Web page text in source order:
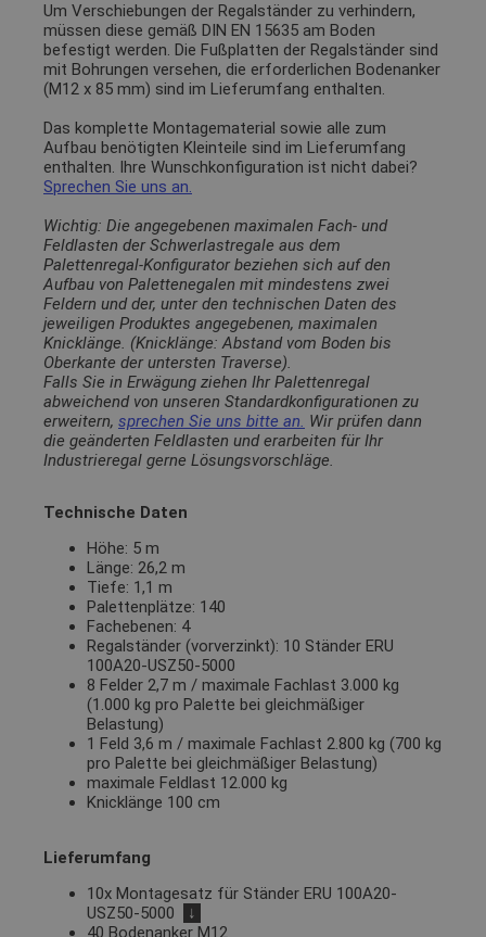
Um Verschiebungen der Regalständer zu verhindern,
müssen diese gemäß DIN EN 15635 am Boden
befestigt werden. Die Fußplatten der Regalständer sind
mit Bohrungen versehen, die erforderlichen Bodenanker
(M12 x 85 mm) sind im Lieferumfang enthalten.
Das komplette Montagematerial sowie alle zum
Aufbau benötigten Kleinteile sind im Lieferumfang
enthalten. Ihre Wunschkonfiguration ist nicht dabei?
Sprechen Sie uns an.
Wichtig: Die angegebenen maximalen Fach- und
Feldlasten der Schwerlastregale aus dem
Palettenregal-Konfigurator beziehen sich auf den
Aufbau von Palettenegalen mit mindestens zwei
Feldern und der, unter den technischen Daten des
jeweiligen Produktes angegebenen, maximalen
Knicklänge. (Knicklänge: Abstand vom Boden bis
Oberkante der untersten Traverse).
Falls Sie in Erwägung ziehen Ihr Palettenregal
abweichend von unseren Standardkonfigurationen zu
erweitern, sprechen Sie uns bitte an. Wir prüfen dann
die geänderten Feldlasten und erarbeiten für Ihr
Industrieregal gerne Lösungsvorschläge.
Technische Daten
Höhe: 5 m
Länge: 26,2 m
Tiefe: 1,1 m
Palettenplätze: 140
Fachebenen: 4
Regalständer (vorverzinkt): 10 Ständer ERU
100A20-USZ50-5000
8 Felder 2,7 m / maximale Fachlast 3.000 kg
(1.000 kg pro Palette bei gleichmäßiger
Belastung)
1 Feld 3,6 m / maximale Fachlast 2.800 kg (700 kg
pro Palette bei gleichmäßiger Belastung)
maximale Feldlast 12.000 kg
Knicklänge 100 cm
Lieferumfang
10x Montagesatz für Ständer ERU 100A20-
USZ50-5000
↓
40 Bodenanker M12